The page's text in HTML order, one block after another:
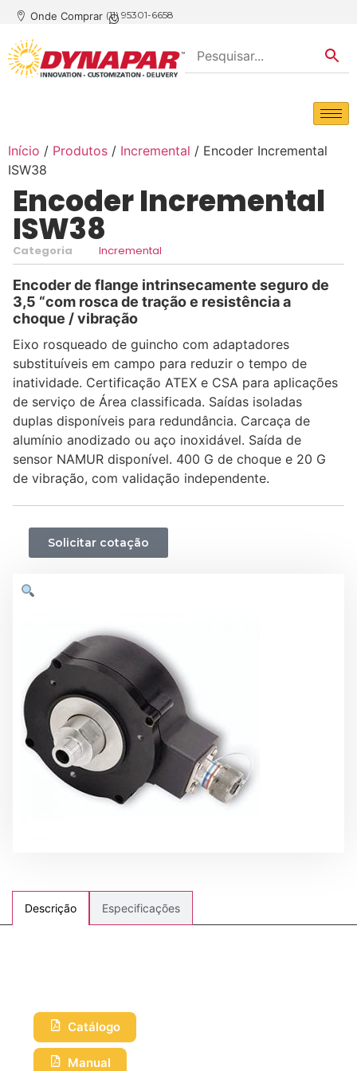
Onde Comprar (11) 95301-6658
Início / Produtos / Incremental / Encoder Incremental
ISW38
Encoder Incremental
ISW38
Categoria Incremental
Encoder de flange intrinsecamente seguro de
3,5 “com rosca de tração e resistência a
choque / vibração
Eixo rosqueado de guincho com adaptadores
substituíveis em campo para reduzir o tempo de
inatividade. Certificação ATEX e CSA para aplicações
de serviço de Área classificada. Saídas isoladas
duplas disponíveis para redundância. Carcaça de
alumí­nio anodizado ou aço inoxidável. Saída de
sensor NAMUR disponí­vel. 400 G de choque e 20 G
de vibração, com validação independente.
Solicitar cotação
Descrição Especificações
Catálogo
Manual